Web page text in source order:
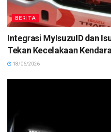
BERITA
Integrasi MyIsuzuID dan
Tekan Kecelakaan
18/06/2026